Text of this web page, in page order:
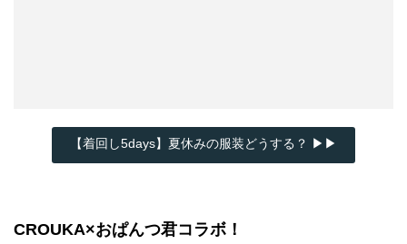
【着回し5days】夏休みの服装どうする？ ▶▶
CROUKA×おぱんつ君コラボ！